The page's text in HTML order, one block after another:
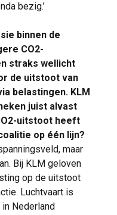
bezig.’
binnen de
CO2-
straks wellicht
de uitstoot van
belastingen. KLM
juist alvast
uitstoot heeft
op één lijn?
maar
Bij KLM geloven
op de uitstoot
Luchtvaart is
Nederland